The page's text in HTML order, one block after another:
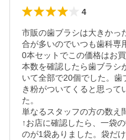
4
市販の歯ブラシは大きかっ
合が多いのでいつも歯科専
0本セットでこの価格はお
本数を確認したら歯ブラシ
いて全部で20個でした。
き粉がついてくると思って
た。
単なるスタッフの方の数え
↑お店に確認したら、一袋
のが1袋ありました。袋だ